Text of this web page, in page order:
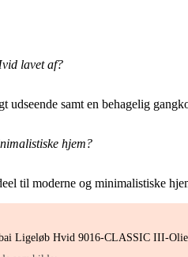
lavet af?
samt en behagelig
hjem?
til moderne og minimalistiske
Ligeløb Hvid 9016-CLASSIC III-